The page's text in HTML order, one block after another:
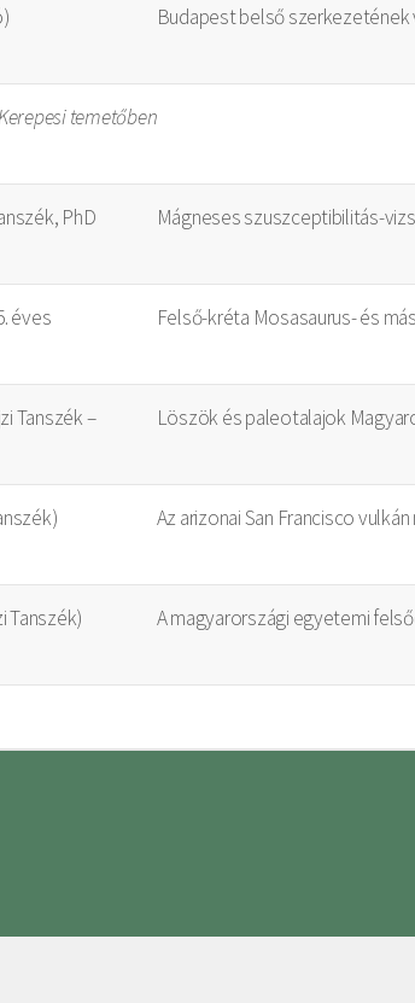
Budapest belső
temetőben
PhD
Mágneses szuszceptibilitás-
éves
Felső-kréta Mosasaurus- és
Tanszék –
Löszök és paleotalajok
Az arizonai San Francisco
Tanszék) A magyarországi egyetemi